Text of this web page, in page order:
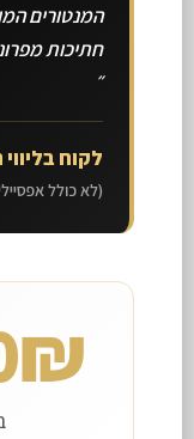
״
לקוח
(לא כולל